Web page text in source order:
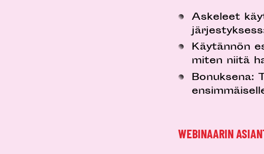
Askeleet
Käytännön
miten niitä
Bonuksena:
WEBINAARIN